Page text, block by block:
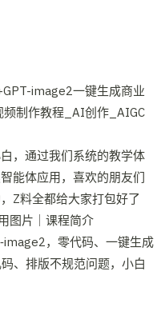
image2一键生成商业
制作教程_AI创作_AIGC
，通过我们系统的教学体
能体应用，喜欢的朋友们
Z料全都给大家打包好了
图片｜课程简介
，零代码、一键生成
、排版不规范问题，小白